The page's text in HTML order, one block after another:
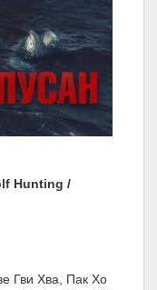
Hunting /
Гви Хва, Пак Хо